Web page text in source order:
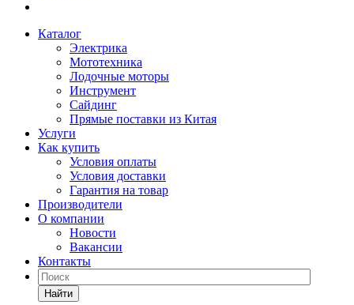
Каталог
Электрика
Мототехника
Лодочные моторы
Инструмент
Сайдинг
Прямые поставки из Китая
Услуги
Как купить
Условия оплаты
Условия доставки
Гарантия на товар
Производители
О компании
Новости
Вакансии
Контакты
Найти